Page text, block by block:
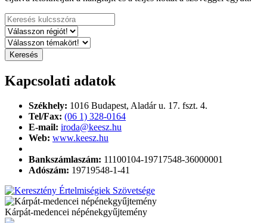
Kapcsolati adatok
Székhely: 1016 Budapest, Aladár u. 17. fszt. 4.
Tel/Fax: (06 1) 328-0164
E-mail: iroda@keesz.hu
Web: www.keesz.hu
Bankszámlaszám: 11100104-19717548-36000001
Adószám: 19719548-1-41
Kárpát-medencei népénekgyűjtemény